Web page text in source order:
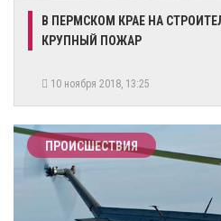
В ПЕРМСКОМ КРАЕ НА
КРУПНЫЙ ПОЖАР
10 ноября 2018, 13:25
ПРОИСШЕСТВИЯ